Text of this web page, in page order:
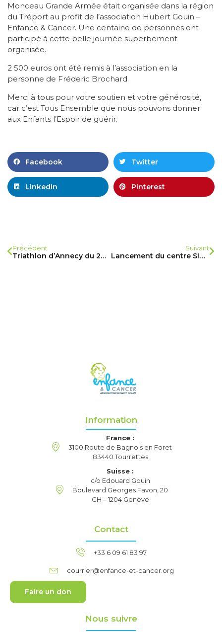
Monceau Grande Armée était organisée dans la région
du Tréport au profit de l’association Hubert Gouin –
Enfance & Cancer. Une centaine de personnes ont
participé à cette belle journée superbement
organisée.
2 500 euros ont été remis à l’association en la
personne de Fréderic Brochard.
Merci à tous pour votre soutien et votre générosité,
car c’est Tous Ensemble que nous pouvons donner
aux Enfants l’Espoir de guérir.
Facebook Twitter
LinkedIn Pinterest
Précédent
Triathlon d’Annecy du 24 juin 2018 |Ils s’engagent pour l’Association Enfance & Cancer, engagez vous avec eux !
Suivant
Lancement du centre SIREDO dirigé par la Dr Olivier Delattre à Curie, un modèle du genre.
Information
France :
3100 Route de Bagnols en Foret
83440 Tourrettes
Suisse :
c/o Edouard Gouin
Boulevard Georges Favon, 20
CH – 1204 Genève
Contact
+33 6 09 61 83 97
courrier@enfance-et-cancer.org
Faire un don
Nous suivre